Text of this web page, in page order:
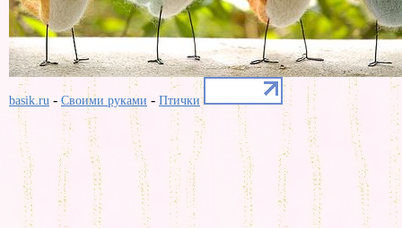
basik.ru - Своими руками - Птички